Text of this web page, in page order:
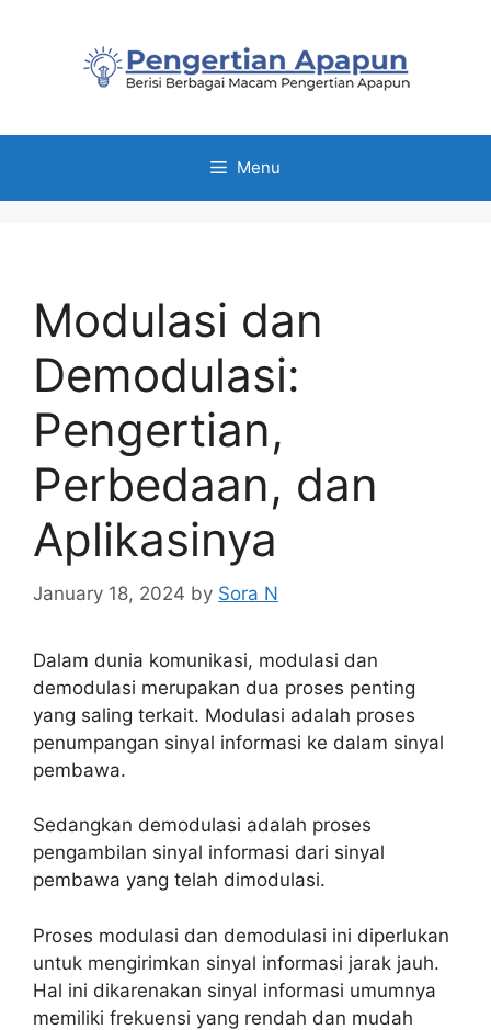
Menu
Modulasi dan
Demodulasi:
Pengertian,
Perbedaan, dan
Aplikasinya
January 18, 2024 by Sora N
Dalam dunia komunikasi, modulasi dan
demodulasi merupakan dua proses penting
yang saling terkait. Modulasi adalah proses
penumpangan sinyal informasi ke dalam sinyal
pembawa.
Sedangkan demodulasi adalah proses
pengambilan sinyal informasi dari sinyal
pembawa yang telah dimodulasi.
Proses modulasi dan demodulasi ini diperlukan
untuk mengirimkan sinyal informasi jarak jauh.
Hal ini dikarenakan sinyal informasi umumnya
memiliki frekuensi yang rendah dan mudah